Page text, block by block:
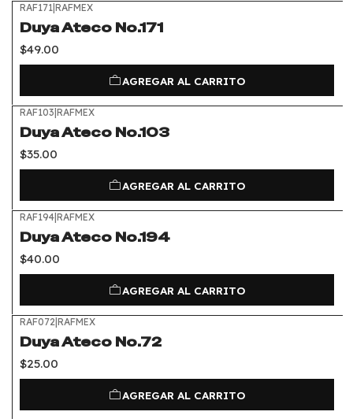
RAF171|RAFMEX
Duya Ateco No.171
$49.00
AGREGAR AL CARRITO
RAF103|RAFMEX
Duya Ateco No.103
$35.00
AGREGAR AL CARRITO
RAF194|RAFMEX
Duya Ateco No.194
$40.00
AGREGAR AL CARRITO
RAF072|RAFMEX
Duya Ateco No.72
$25.00
AGREGAR AL CARRITO